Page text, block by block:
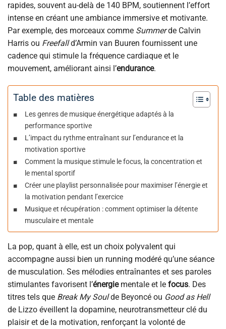
rapides, souvent au-delà de 140 BPM, soutiennent l’effort
intense en créant une ambiance immersive et motivante.
Par exemple, des morceaux comme Summerde Calvin
Harris ou Freefalld’Armin van Buuren fournissent une
cadence qui stimule la fréquence cardiaque et le
mouvement, améliorant ainsi l’endurance.
Table des matières
Les genres de musique énergétique adaptés à la
performance sportive
L’impact du rythme entraînant sur l’endurance et la
motivation sportive
Comment la musique stimule le focus, la concentration et
le mental sportif
Créer une playlist personnalisée pour maximiser l’énergie et
la motivation pendant l’exercice
Musique et récupération : comment optimiser la détente
musculaire et mentale
La pop, quant à elle, est un choix polyvalent qui
accompagne aussi bien un running modéré qu’une séance
de musculation. Ses mélodies entraînantes et ses paroles
stimulantes favorisent l’énergiementale et le focus. Des
titres tels que Break My Soulde Beyoncé ou Good as Hell
de Lizzo éveillent la dopamine, neurotransmetteur clé du
plaisir et de la motivation, renforçant la volonté de